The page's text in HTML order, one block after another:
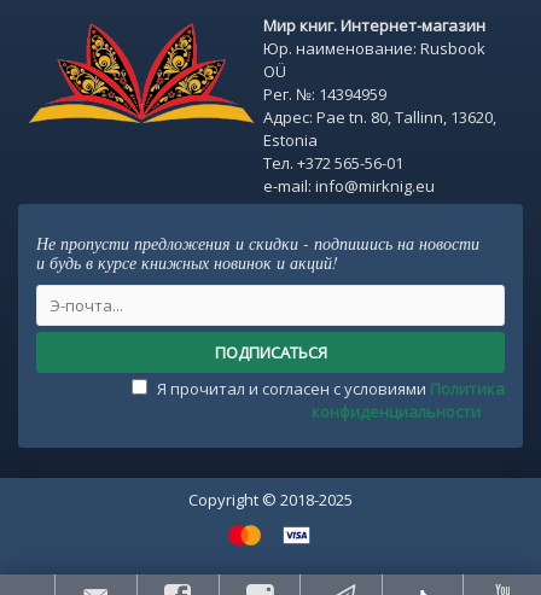
Мир книг. Интернет-магазин
Юр. наименование: Rusbook
OÜ
Рег. №: 14394959
Адрес: Pae tn. 80, Tallinn, 13620,
Estonia
Тел. +372 565-56-01
e-mail: info@mirknig.eu
Не пропусти предложения и скидки - подпишись на новости
и будь в курсе книжных новинок и акций!
ПОДПИСАТЬСЯ
Я прочитал и согласен с условиями Политика
конфиденциальности
Copyright © 2018-2025